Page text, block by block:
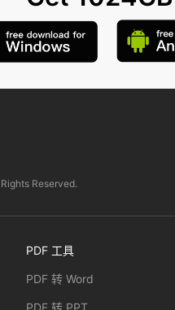
Reserved.
PDF 工具
PDF 转 Word
PDF 转 PPT